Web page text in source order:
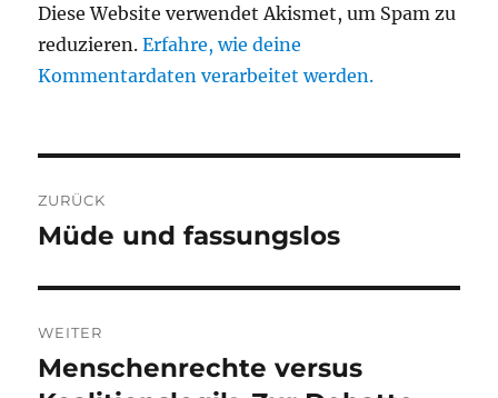
Diese Website verwendet Akismet, um Spam zu
reduzieren.Erfahre, wie deine
Kommentardaten verarbeitet werden.
ZURÜCK
Vorheriger
Müde und fassungslos
WEITER
Nächster
Menschenrechte versus